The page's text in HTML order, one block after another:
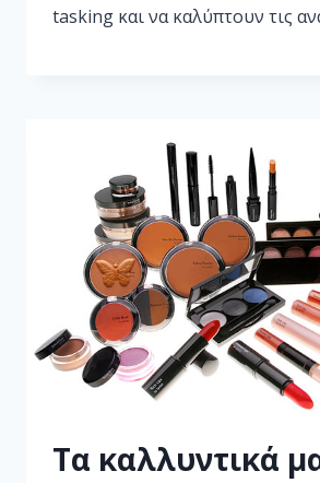
tasking και να καλύπτουν τις
Τα καλλυντικά